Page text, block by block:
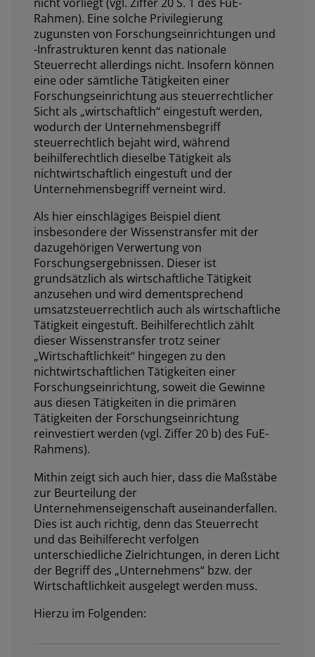
Rahmen). Eine solche Privilegierung
zugunsten von Forschungseinrichtungen und
-Infrastrukturen kennt das nationale
Steuerrecht allerdings nicht. Insofern können
eine oder sämtliche Tätigkeiten einer
Forschungseinrichtung aus steuerrechtlicher
Sicht als „wirtschaftlich“ eingestuft werden,
wodurch der Unternehmensbegriff
steuerrechtlich bejaht wird, während
beihilferechtlich dieselbe Tätigkeit als
nichtwirtschaftlich eingestuft und der
Unternehmensbegriff verneint wird.
Als hier einschlägiges Beispiel dient
insbesondere der Wissenstransfer mit der
dazugehörigen Verwertung von
Forschungsergebnissen. Dieser ist
grundsätzlich als wirtschaftliche Tätigkeit
anzusehen und wird dementsprechend
umsatzsteuerrechtlich auch als wirtschaftliche
Tätigkeit eingestuft. Beihilferechtlich zählt
dieser Wissenstransfer trotz seiner
„Wirtschaftlichkeit“ hingegen zu den
nichtwirtschaftlichen Tätigkeiten einer
Forschungseinrichtung, soweit die Gewinne
aus diesen Tätigkeiten in die primären
Tätigkeiten der Forschungseinrichtung
reinvestiert werden (vgl. Ziffer 20 b) des FuE-
Rahmens).
Mithin zeigt sich auch hier, dass die Maßstäbe
zur Beurteilung der
Unternehmenseigenschaft auseinanderfallen.
Dies ist auch richtig, denn das Steuerrecht
und das Beihilferecht verfolgen
unterschiedliche Zielrichtungen, in deren Licht
der Begriff des „Unternehmens“ bzw. der
Wirtschaftlichkeit ausgelegt werden muss.
Hierzu im Folgenden: